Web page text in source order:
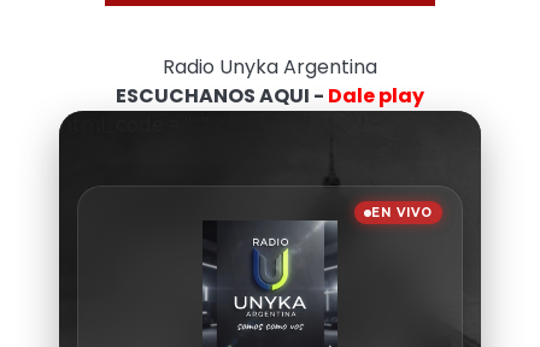
Radio Unyka Argentina
ESCUCHANOS AQUI - Dale play